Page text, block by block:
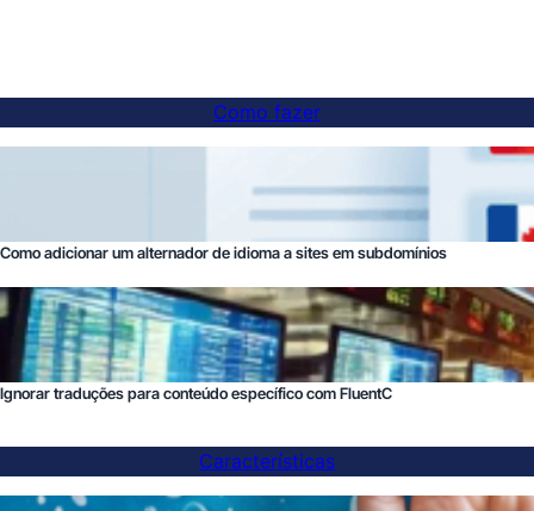
Como fazer
Como adicionar um alternador de idioma a sites em subdomínios
Ignorar traduções para conteúdo específico com FluentC
Características